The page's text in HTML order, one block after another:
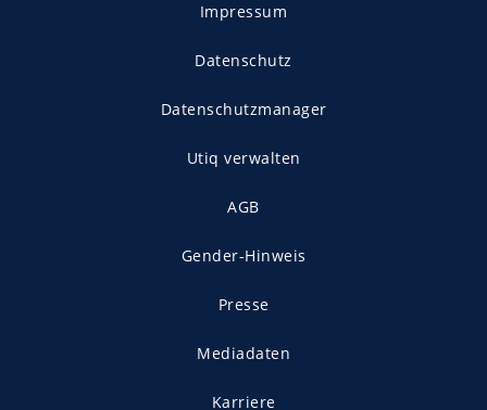
Impressum
Datenschutz
Datenschutzmanager
Utiq verwalten
AGB
Gender-Hinweis
Presse
Mediadaten
Karriere